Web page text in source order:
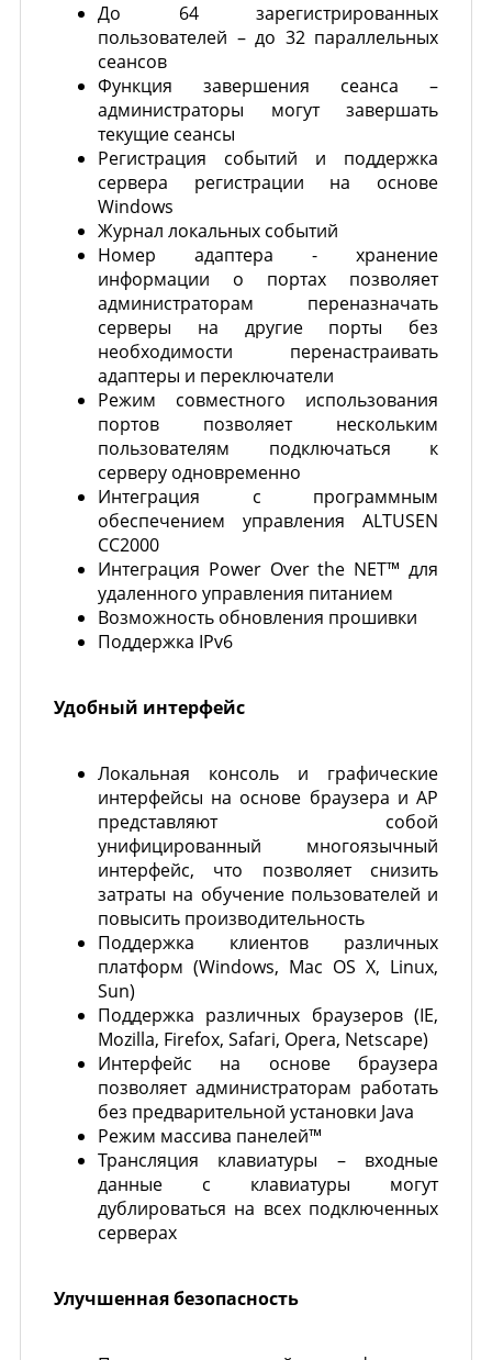
До 64 зарегистрированных
пользователей – до 32 параллельных
сеансов
Функция завершения сеанса –
администраторы могут завершать
текущие сеансы
Регистрация событий и поддержка
сервера регистрации на основе
Windows
Журнал локальных событий
Номер адаптера - хранение
информации о портах позволяет
администраторам переназначать
серверы на другие порты без
необходимости перенастраивать
адаптеры и переключатели
Режим совместного использования
портов позволяет нескольким
пользователям подключаться к
серверу одновременно
Интеграция с программным
обеспечением управления ALTUSEN
CC2000
Интеграция Power Over the NET™ для
удаленного управления питанием
Возможность обновления прошивки
Поддержка IPv6
Удобный интерфейс
Локальная консоль и графические
интерфейсы на основе браузера и AP
представляют собой
унифицированный многоязычный
интерфейс, что позволяет снизить
затраты на обучение пользователей и
повысить производительность
Поддержка клиентов различных
платформ (Windows, Mac OS X, Linux,
Sun)
Поддержка различных браузеров (IE,
Mozilla, Firefox, Safari, Opera, Netscape)
Интерфейс на основе браузера
позволяет администраторам работать
без предварительной установки Java
Режим массива панелей™
Трансляция клавиатуры – входные
данные с клавиатуры могут
дублироваться на всех подключенных
серверах
Улучшенная безопасность